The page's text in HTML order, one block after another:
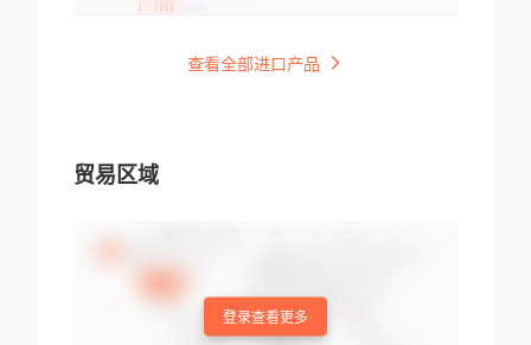
查看全部进口产品
贸易区域
登录查看更多